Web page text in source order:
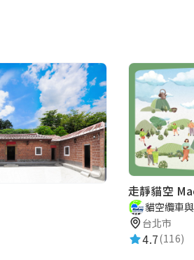
走靜貓空
貓空纜車
台北市
4.7(116)